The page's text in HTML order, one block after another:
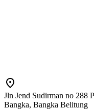
Jln Jend Sudirman no 288
Bangka, Bangka Belitung